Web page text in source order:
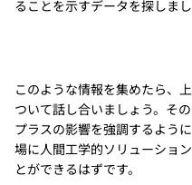
ることを示すデータを探しまし
このような情報を集めたら、
ついて話し合いましょう。そ
プラスの影響を強調するよう
場に人間工学的ソリューショ
とができるはずです。